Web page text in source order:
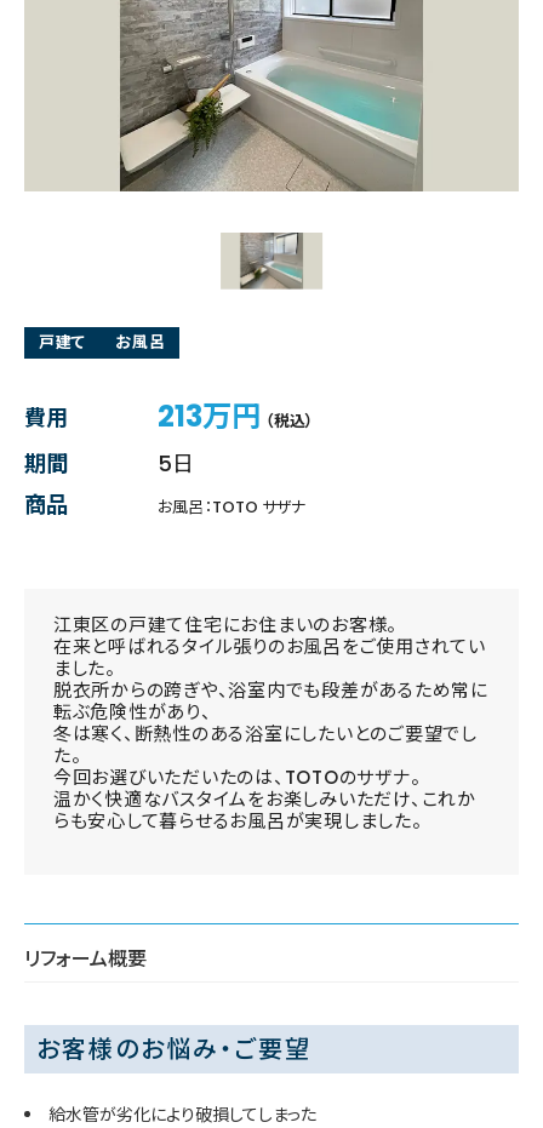
戸建て お風呂
費用 213万円 （税込）
期間
5日
商品
お風呂：TOTO サザナ
江東区の戸建て住宅にお住まいのお客様。
在来と呼ばれるタイル張りのお風呂をご使用されてい
ました。
脱衣所からの跨ぎや、浴室内でも段差があるため常に
転ぶ危険性があり、
冬は寒く、断熱性のある浴室にしたいとのご要望でし
た。
今回お選びいただいたのは、TOTOのサザナ。
温かく快適なバスタイムをお楽しみいただけ、これか
らも安心して暮らせるお風呂が実現しました。
リフォーム概要
お客様のお悩み・ご要望
給水管が劣化により破損してしまった